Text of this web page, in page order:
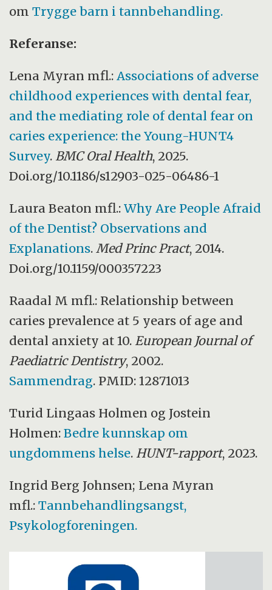
omTrygge barn i tannbehandling.
Referanse:
Lena Myran mfl.:Associations of adverse
childhood experiences with dental fear,
and the mediating role of dental fear on
caries experience: the Young-HUNT4
Survey. BMC Oral Health, 2025.
Doi.org/10.1186/s12903-025-06486-1
Laura Beaton mfl.:Why Are People Afraid
of the Dentist? Observations and
Explanations.Med Princ Pract, 2014.
Doi.org/10.1159/000357223
Raadal M mfl.: Relationship between
caries prevalence at 5 years of age and
dental anxiety at 10. European Journal of
Paediatric Dentistry, 2002.
Sammendrag. PMID: 12871013
Turid Lingaas Holmen og Jostein
Holmen:Bedre kunnskap om
ungdommens helse. HUNT-rapport, 2023.
Ingrid Berg Johnsen; Lena Myran
mfl.:Tannbehandlingsangst,
Psykologforeningen.